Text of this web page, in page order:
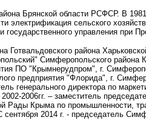
Брянской области РСФСР. В
электрификация сельского
управления при
Готвальдовского района
Симферопольского
ПО "Крымнерудпром", г.
предприятия "Флорида", г.
генерального директора по
2006гг. – заместитель
Рады Крыма по промышленности,
2014 г. - председатель